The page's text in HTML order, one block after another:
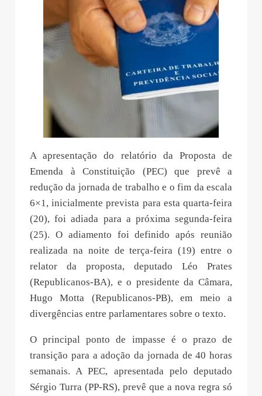
A apresentação do relatório da Proposta de
Emenda à Constituição (PEC) que prevê a
redução da jornada de trabalho e o fim da escala
6×1, inicialmente prevista para esta quarta-feira
(20), foi adiada para a próxima segunda-feira
(25). O adiamento foi definido após reunião
realizada na noite de terça-feira (19) entre o
relator da proposta, deputado Léo Prates
(Republicanos-BA), e o presidente da Câmara,
Hugo Motta (Republicanos-PB), em meio a
divergências entre parlamentares sobre o texto.
O principal ponto de impasse é o prazo de
transição para a adoção da jornada de 40 horas
semanais. A PEC, apresentada pelo deputado
Sérgio Turra (PP-RS), prevê que a nova regra só